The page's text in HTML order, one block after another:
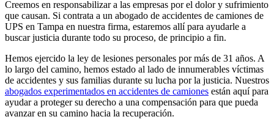
Creemos en responsabilizar a las empresas por el dolor y sufrimiento
que causan. Si contrata a un abogado de accidentes de camiones de
UPS en Tampa en nuestra firma, estaremos allí para ayudarle a
buscar justicia durante todo su proceso, de principio a fin.
Hemos ejercido la ley de lesiones personales por más de 31 años. A
lo largo del camino, hemos estado al lado de innumerables víctimas
de accidentes y sus familias durante su lucha por la justicia. Nuestros
abogados experimentados en accidentes de camiones están aquí para
ayudar a proteger su derecho a una compensación para que pueda
avanzar en su camino hacia la recuperación.